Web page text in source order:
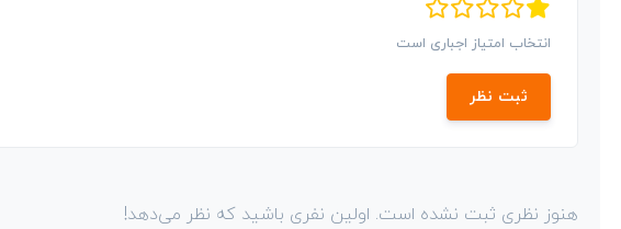
انتخاب امتیاز اجباری است
ثبت نظر
هنوز نظری ثبت نشده است. اولین نفری باشید که نظر می‌دهد!